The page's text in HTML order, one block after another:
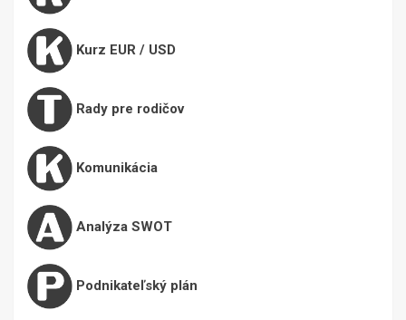
Kurz EUR / USD
Rady pre rodičov
Komunikácia
Analýza SWOT
Podnikateľský plán